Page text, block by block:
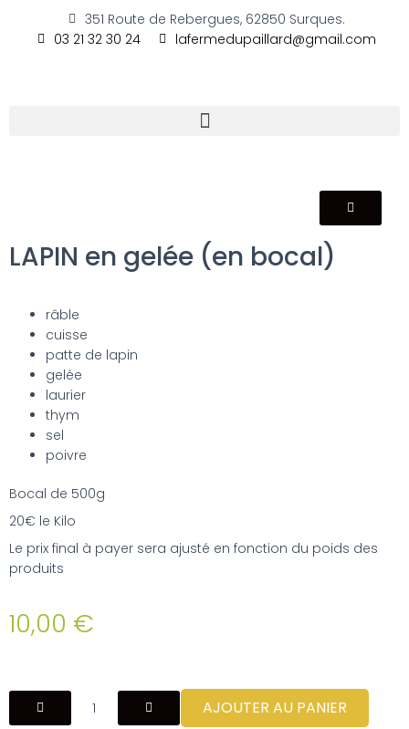
351 Route de Rebergues, 62850 Surques.
03 21 32 30 24
lafermedupaillard@gmail.com
LAPIN en gelée (en bocal)
râble
cuisse
patte de lapin
gelée
laurier
thym
sel
poivre
Bocal de 500g
20€ le Kilo
Le prix final à payer sera ajusté en fonction du poids des
produits
10,00 €
AJOUTER AU PANIER